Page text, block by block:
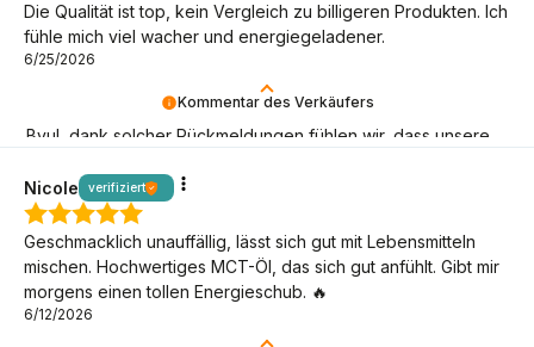
Kommentar des Verkäufers
Byul, dank solcher Rückmeldungen fühlen wir, dass unsere
Die Qualität ist top, kein Vergleich zu billigeren Produkten. Ich
fühle mich viel wacher und energiegeladener.
6/25/2026
Nicole verifiziert
Geschmacklich unauffällig, lässt sich gut mit Lebensmitteln
mischen. Hochwertiges MCT-Öl, das sich gut anfühlt. Gibt mir
morgens einen tollen Energieschub. 🔥
6/12/2026